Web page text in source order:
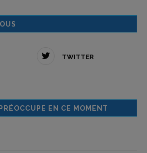
TWITTER
EN CE MOMENT